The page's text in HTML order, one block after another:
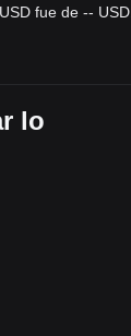
a corto
fue de -- USD.
lo